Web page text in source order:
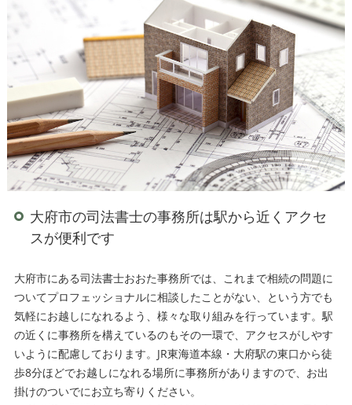
大府市の司法書士の事務所は駅から近くアクセ
スが便利です
大府市にある司法書士おおた事務所では、これまで相続の問題に
ついてプロフェッショナルに相談したことがない、という方でも
気軽にお越しになれるよう、様々な取り組みを行っています。駅
の近くに事務所を構えているのもその一環で、アクセスがしやす
いように配慮しております。JR東海道本線・大府駅の東口から徒
歩8分ほどでお越しになれる場所に事務所がありますので、お出
掛けのついでにお立ち寄りください。